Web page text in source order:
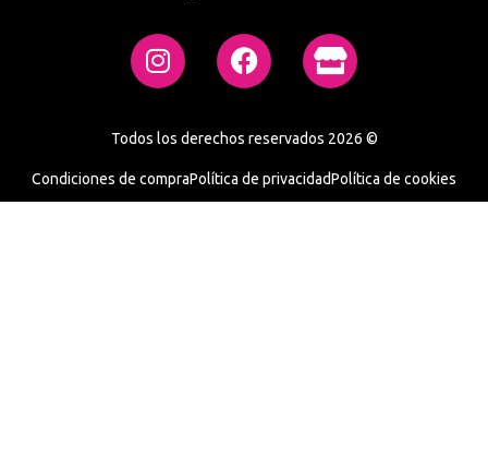
Todos los derechos reservados 2026 ©
Condiciones de compraPolítica de privacidadPolítica de cookies